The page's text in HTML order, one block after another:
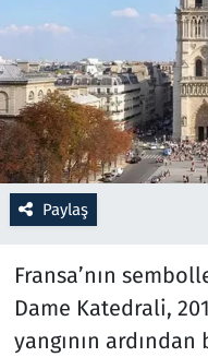
Paylaş
Fransa’nın
Dame Katedrali,
yangının
Ramazan
Resmi İlanlar
Rüya Tabirleri
Sağlık
Seçim 2023